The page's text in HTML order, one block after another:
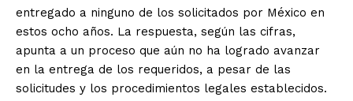
entregado a ninguno de los solicitados por México en
estos ocho años. La respuesta, según las cifras,
apunta a un proceso que aún no ha logrado avanzar
en la entrega de los requeridos, a pesar de las
solicitudes y los procedimientos legales establecidos.